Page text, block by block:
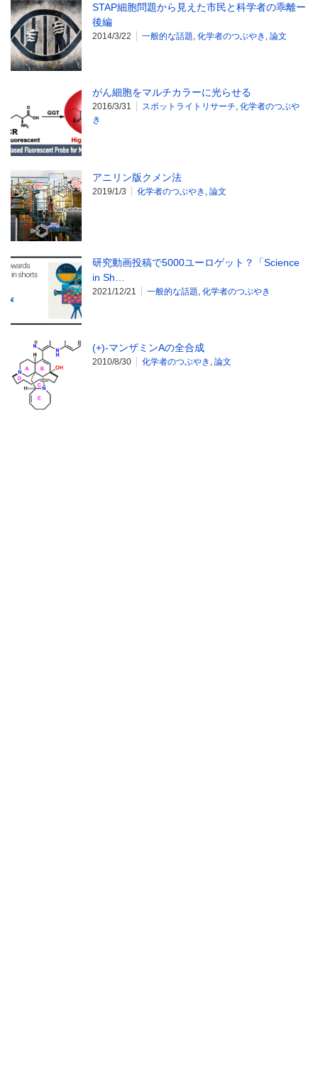
STAP細胞問題から見えた市民と科学者の乖離ー
後編
2014/3/22 一般的な話題, 化学者のつぶやき , 論文
がん細胞をマルチカラーに光らせる
2016/3/31 スポットライトリサーチ, 化学者のつぶや
き
アニリン版クメン法
2019/1/3 化学者のつぶやき , 論文
研究動画投稿で5000ユーロゲット？「Science
in Sh…
2021/12/21 一般的な話題, 化学者のつぶやき
(+)-マンザミンAの全合成
2010/8/30 化学者のつぶやき , 論文